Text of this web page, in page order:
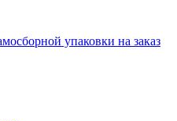
упаковки на заказ